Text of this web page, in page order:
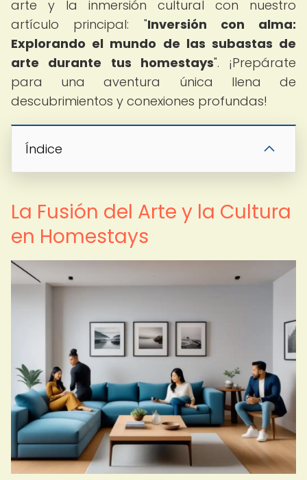
arte y la inmersión cultural con nuestro
artículo principal: "Inversión con alma:
Explorando el mundo de las subastas de
arte durante tus homestays". ¡Prepárate
para una aventura única llena de
descubrimientos y conexiones profundas!
Índice
La Fusión del Arte y la Cultura
en Homestays